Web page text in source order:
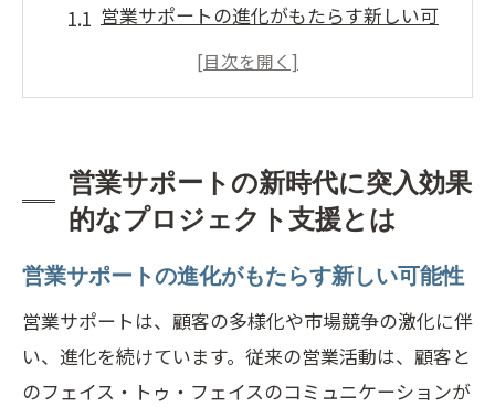
営業サポートの進化がもたらす新しい可
効果的なプロジェクト支援の基礎を理解
営業サポートによる業務効率化の実例
プロジェクト支援の成功事例から学ぶ営
業サポート
営業サポートの新技術が変える業界の未
来
プロジェクト支援における営業サポート
の役割の重要性
営業サポートの新時代に突入効果
的なプロジェクト支援とは
営業サポートの進化がもたらす新しい可能性
営業サポートは、顧客の多様化や市場競争の激化に伴
い、進化を続けています。従来の営業活動は、顧客と
のフェイス・トゥ・フェイスのコミュニケーションが